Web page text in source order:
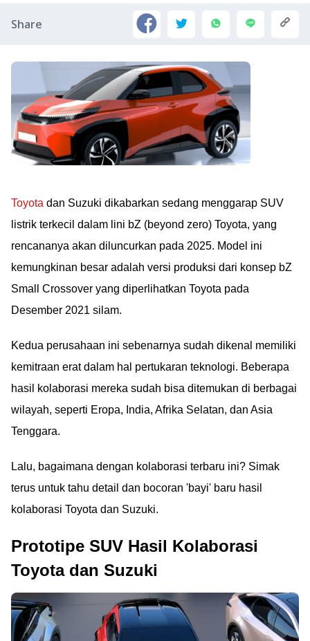
Share
Toyota dan Suzuki dikabarkan sedang menggarap SUV
listrik terkecil dalam lini bZ (beyond zero) Toyota, yang
rencananya akan diluncurkan pada 2025. Model ini
kemungkinan besar adalah versi produksi dari konsep bZ
Small Crossover yang diperlihatkan Toyota pada
Desember 2021 silam.
Kedua perusahaan ini sebenarnya sudah dikenal memiliki
kemitraan erat dalam hal pertukaran teknologi. Beberapa
hasil kolaborasi mereka sudah bisa ditemukan di berbagai
wilayah, seperti Eropa, India, Afrika Selatan, dan Asia
Tenggara.
Lalu, bagaimana dengan kolaborasi terbaru ini? Simak
terus untuk tahu detail dan bocoran 'bayi' baru hasil
kolaborasi Toyota dan Suzuki.
Prototipe SUV Hasil Kolaborasi
Toyota dan Suzuki